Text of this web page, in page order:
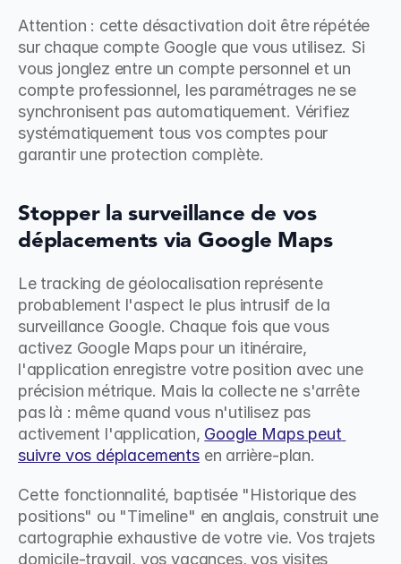
Attention : cette désactivation doit être répétée
sur chaque compte Google que vous utilisez. Si
vous jonglez entre un compte personnel et un
compte professionnel, les paramétrages ne se
synchronisent pas automatiquement. Vérifiez
systématiquement tous vos comptes pour
garantir une protection complète.
Stopper la surveillance de vos
déplacements via Google Maps
Le tracking de géolocalisation représente
probablement l'aspect le plus intrusif de la
surveillance Google. Chaque fois que vous
activez Google Maps pour un itinéraire,
l'application enregistre votre position avec une
précision métrique. Mais la collecte ne s'arrête
pas là : même quand vous n'utilisez pas
activement l'application, Google Maps peut
suivre vos déplacements en arrière-plan.
Cette fonctionnalité, baptisée "Historique des
positions" ou "Timeline" en anglais, construit une
cartographie exhaustive de votre vie. Vos trajets
domicile-travail, vos vacances, vos visites